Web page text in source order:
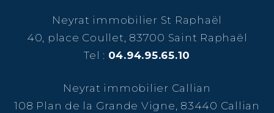
Neyrat immobilier St Raphaël
40, place Coullet, 83700 Saint Raphaël
Tel : 04.94.95.65.10
Neyrat immobilier Callian
108 Plan de la Grande Vigne, 83440 Callian